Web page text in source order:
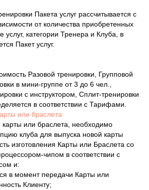
Пакета услуг рассчитывается с
от количества приобретенных
услуг, категории Тренера и Клуба, в
Пакет услуг.
тренировки, Групповой
в мини-группе от 3 до 6 чел.,
с инструктором, Сплит-тренировки
в соответствии с Тарифами.
или браслета
или браслета, необходимо
клуба для выпуска новой карты
изготовления Карты или Браслета со
чипом в соответствии с
и:
момент передачи Карты или
Клиенту;